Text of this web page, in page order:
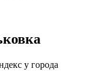
у города